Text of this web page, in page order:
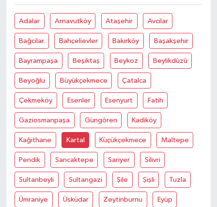
Adalar Arnavutköy Ataşehir Avcilar
Bağcilar Bahçelievler Bakirköy Başakşehir
Bayrampaşa Beşiktaş Beykoz Beylikdüzü
Beyoğlu Büyükçekmece Çatalca
Çekmeköy Esenler Esenyurt Fatih
Gaziosmanpaşa Güngören Kadiköy
Kağithane Kartal Küçükçekmece Maltepe
Pendik Sancaktepe Sariyer Silivri
Sultanbeyli Sultangazi Şile Şişli Tuzla
Ümraniye Üsküdar Zeytinburnu Eyüp